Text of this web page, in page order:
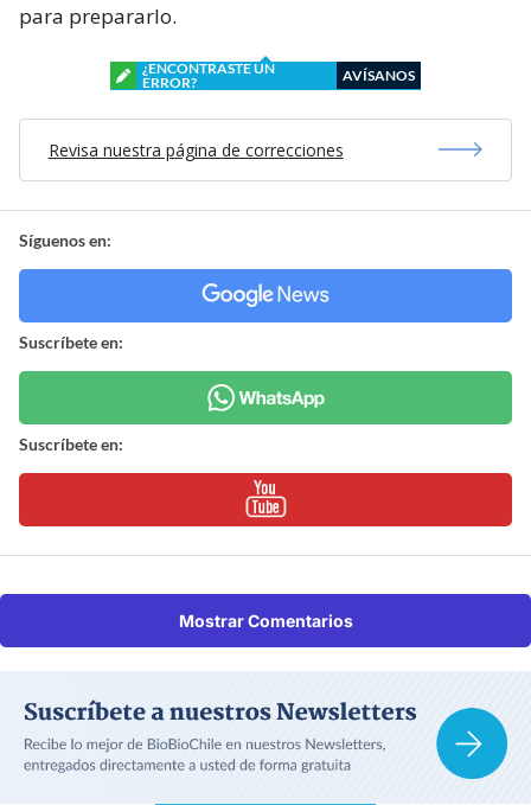
para prepararlo.
¿ENCONTRASTE UN
ERROR?
AVÍSANOS
Revisa nuestra página de correcciones
Síguenos en:
Suscríbete en:
Suscríbete en:
Mostrar Comentarios